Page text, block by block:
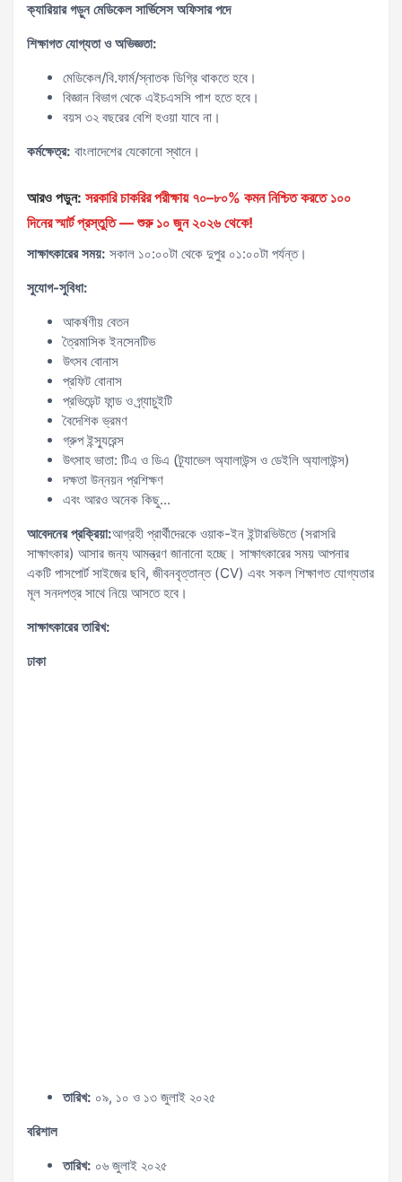
ক্যারিয়ার গড়ুন মেডিকেল সার্ভিসেস অফিসার পদে
শিক্ষাগত যোগ্যতা ও অভিজ্ঞতা:
মেডিকেল/বি.ফার্ম/স্নাতক ডিগ্রি থাকতে হবে।
বিজ্ঞান বিভাগ থেকে এইচএসসি পাশ হতে হবে।
বয়স ৩২ বছরের বেশি হওয়া যাবে না।
কর্মক্ষেত্র: বাংলাদেশের যেকোনো স্থানে।
আরও পড়ুন: সরকারি চাকরির পরীক্ষায় ৭০–৮০% কমন নিশ্চিত করতে ১০০
দিনের স্মার্ট প্রস্তুতি — শুরু ১০ জুন ২০২৬ থেকে!
সাক্ষাৎকারের সময়: সকাল ১০:০০টা থেকে দুপুর ০১:০০টা পর্যন্ত।
সুযোগ-সুবিধা:
আকর্ষণীয় বেতন
ত্রৈমাসিক ইনসেনটিভ
উৎসব বোনাস
প্রফিট বোনাস
প্রভিডেন্ট ফান্ড ও গ্র্যাচুইটি
বৈদেশিক ভ্রমণ
গ্রুপ ইন্স্যুরেন্স
উৎসাহ ভাতা: টিএ ও ডিএ (ট্র্যাভেল অ্যালাউন্স ও ডেইলি অ্যালাউন্স)
দক্ষতা উন্নয়ন প্রশিক্ষণ
এবং আরও অনেক কিছু...
আবেদনের প্রক্রিয়া:আগ্রহী প্রার্থীদেরকে ওয়াক-ইন ইন্টারভিউতে (সরাসরি
সাক্ষাৎকার) আসার জন্য আমন্ত্রণ জানানো হচ্ছে। সাক্ষাৎকারের সময় আপনার
একটি পাসপোর্ট সাইজের ছবি, জীবনবৃত্তান্ত (CV) এবং সকল শিক্ষাগত যোগ্যতার
মূল সনদপত্র সাথে নিয়ে আসতে হবে।
সাক্ষাৎকারের তারিখ:
ঢাকা
তারিখ: ০৯, ১০ ও ১৩ জুলাই ২০২৫
বরিশাল
তারিখ: ০৬ জুলাই ২০২৫